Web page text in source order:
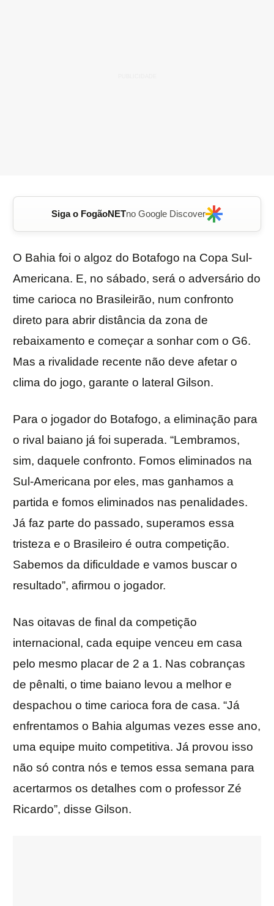
Siga o FogãoNETno Google Discover
O Bahia foi o algoz do Botafogo na Copa Sul-
Americana. E, no sábado, será o adversário do
time carioca no Brasileirão, num confronto
direto para abrir distância da zona de
rebaixamento e começar a sonhar com o G6.
Mas a rivalidade recente não deve afetar o
clima do jogo, garante o lateral Gilson.
Para o jogador do Botafogo, a eliminação para
o rival baiano já foi superada. “Lembramos,
sim, daquele confronto. Fomos eliminados na
Sul-Americana por eles, mas ganhamos a
partida e fomos eliminados nas penalidades.
Já faz parte do passado, superamos essa
tristeza e o Brasileiro é outra competição.
Sabemos da dificuldade e vamos buscar o
resultado”, afirmou o jogador.
Nas oitavas de final da competição
internacional, cada equipe venceu em casa
pelo mesmo placar de 2 a 1. Nas cobranças
de pênalti, o time baiano levou a melhor e
despachou o time carioca fora de casa. “Já
enfrentamos o Bahia algumas vezes esse ano,
uma equipe muito competitiva. Já provou isso
não só contra nós e temos essa semana para
acertarmos os detalhes com o professor Zé
Ricardo”, disse Gilson.